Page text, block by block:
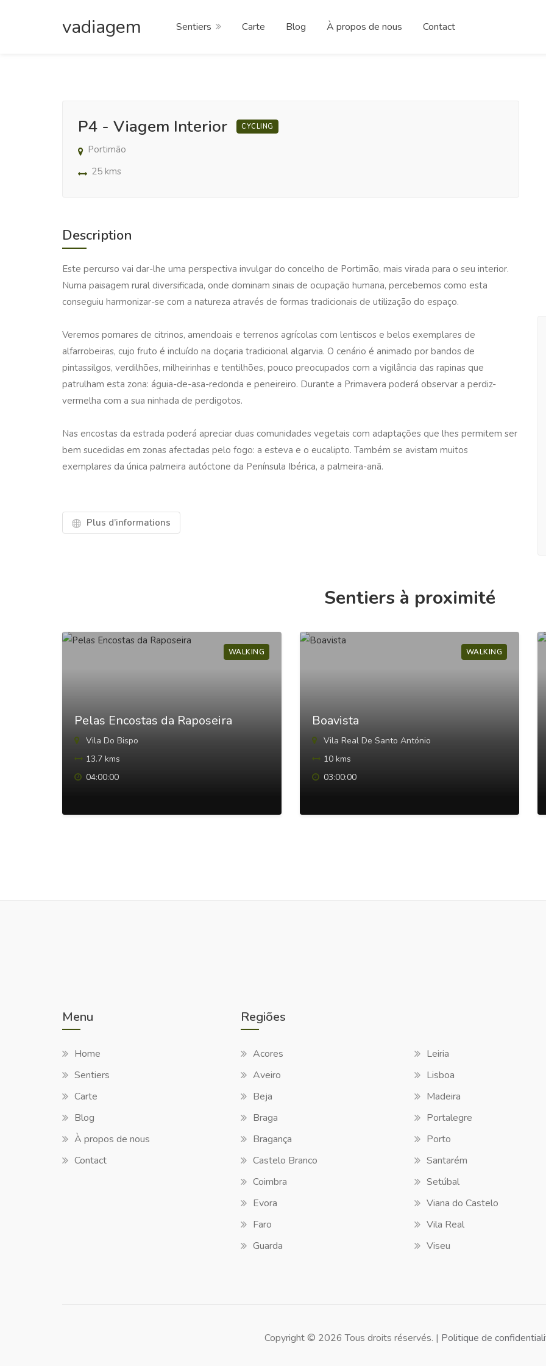
vadiagem Sentiers Carte Blog À propos de nous Contact
P4 - Viagem Interior CYCLING
Portimão
25 kms
Description
Este percurso vai dar-lhe uma perspectiva invulgar do concelho de Portimão, mais virada para o seu interior.
Numa paisagem rural diversificada, onde dominam sinais de ocupação humana, percebemos como esta
conseguiu harmonizar-se com a natureza através de formas tradicionais de utilização do espaço.
Veremos pomares de citrinos, amendoais e terrenos agrícolas com lentiscos e belos exemplares de
alfarrobeiras, cujo fruto é incluído na doçaria tradicional algarvia. O cenário é animado por bandos de
pintassilgos, verdilhões, milheirinhas e tentilhões, pouco preocupados com a vigilância das rapinas que
patrulham esta zona: águia-de-asa-redonda e peneireiro. Durante a Primavera poderá observar a perdiz-
vermelha com a sua ninhada de perdigotos.
Nas encostas da estrada poderá apreciar duas comunidades vegetais com adaptações que lhes permitem ser
bem sucedidas em zonas afectadas pelo fogo: a esteva e o eucalipto. Também se avistam muitos
exemplares da única palmeira autóctone da Península Ibérica, a palmeira-anã.
Plus d’informations
Sentiers à proximité
WALKING
Pelas Encostas da Raposeira
Vila Do Bispo
13.7 kms
04:00:00
WALKING
Boavista
Vila Real De Santo António
10 kms
03:00:00
Menu
Home
Sentiers
Carte
Blog
À propos de nous
Contact
Regiões
Acores
Aveiro
Beja
Braga
Bragança
Castelo Branco
Coimbra
Evora
Faro
Guarda
Leiria
Lisboa
Madeira
Portalegre
Porto
Santarém
Setúbal
Viana do Castelo
Vila Real
Viseu
Copyright © 2026 Tous droits réservés. | Politique de